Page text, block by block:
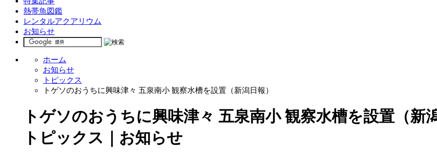
熱帯魚図鑑
レンタルアクアリウム
お知らせ
ホーム
お知らせ
トピックス
トゲソのおうちに興味津々 五泉南小 観察水槽を設置（新潟日報）
トゲソのおうちに興味津々 五泉南小 観察水槽を設置（新
トピックス｜お知らせ